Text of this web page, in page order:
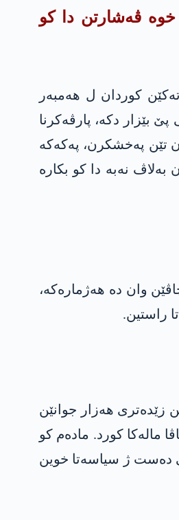
خوە ڤەشارتن دا کو
کوردان ل ھەمبەر
بێزار دکە، پارڤەکرنا
تێن پەخشکرن، پەکەکە
نەبە دا کو بکارە
وان دە ھەژمارەکە،
راستین.
کو ناڤێن زێدەتری ھەزار جوانێن
ناڤا مالەکا کورد. مادەم کو
دەست ژ سیاسەتا خوین